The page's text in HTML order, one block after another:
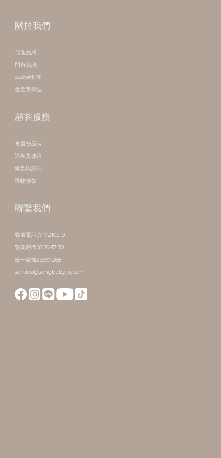
關於我們
代理品牌
門市資訊
成為經銷商
生活美學誌
顧客服務
會員分級表
退換貨政策
條款與細則
購物須知
聯繫我們
客服電話07-7210219
營業時間08:30-17:30
統一編號53597268
service@songbabyjoy.com